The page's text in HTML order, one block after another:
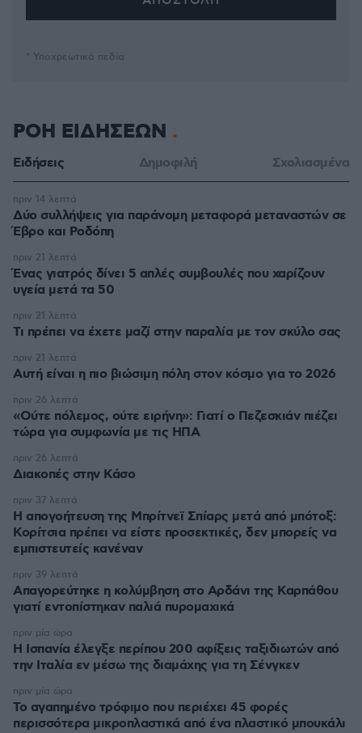
* Υποχρεωτικά πεδία
ΡΟΗ ΕΙΔΗΣΕΩΝ
Ειδήσεις Δημοφιλή Σχολιασμένα
Δύο συλλήψεις για παράνομη μεταφορά μεταναστών σε
Έβρο και Ροδόπη
πριν 14 λεπτά
Ένας γιατρός δίνει 5 απλές συμβουλές που χαρίζουν
υγεία μετά τα 50
πριν 21 λεπτά
Τι πρέπει να έχετε μαζί στην παραλία με τον σκύλο σας
πριν 21 λεπτά
Αυτή είναι η πιο βιώσιμη πόλη στον κόσμο για το 2026
πριν 21 λεπτά
«Ούτε πόλεμος, ούτε ειρήνη»: Γιατί ο Πεζεσκιάν πιέζει
τώρα για συμφωνία με τις ΗΠΑ
πριν 26 λεπτά
Διακοπές στην Κάσο
πριν 26 λεπτά
Η απογοήτευση της Μπρίτνεϊ Σπίαρς μετά από μπότοξ:
Κορίτσια πρέπει να είστε προσεκτικές, δεν μπορείς να
εμπιστευτείς κανέναν
πριν 37 λεπτά
Απαγορεύτηκε η κολύμβηση στο Αρδάνι της Καρπάθου
γιατί εντοπίστηκαν παλιά πυρομαχικά
πριν 39 λεπτά
Η Ισπανία έλεγξε περίπου 200 αφίξεις ταξιδιωτών από
την Ιταλία εν μέσω της διαμάχης για τη Σένγκεν
πριν μία ώρα
Το αγαπημένο τρόφιμο που περιέχει 45 φορές
περισσότερα μικροπλαστικά από ένα πλαστικό μπουκάλι
πριν μία ώρα